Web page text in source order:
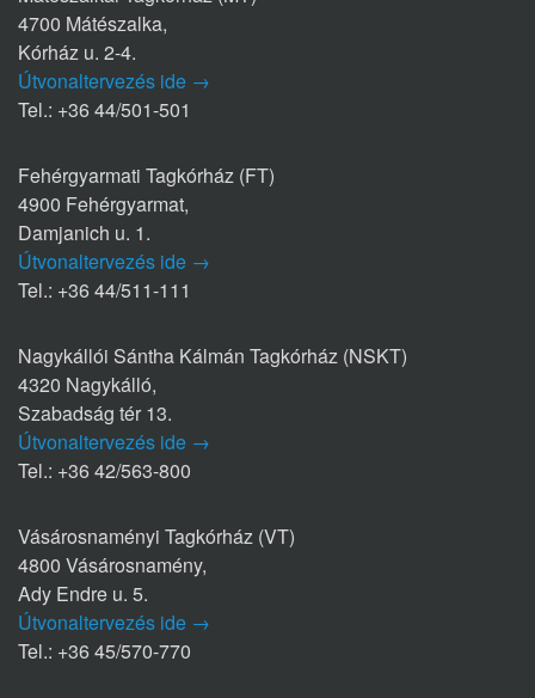
4700 Mátészalka,
Kórház u. 2-4.
Útvonaltervezés ide →
Tel.: +36 44/501-501
Fehérgyarmati Tagkórház (FT)
4900 Fehérgyarmat,
Damjanich u. 1.
Útvonaltervezés ide →
Tel.: +36 44/511-111
Nagykállói Sántha Kálmán Tagkórház (NSKT)
4320 Nagykálló,
Szabadság tér 13.
Útvonaltervezés ide →
Tel.: +36 42/563-800
Vásárosnaményi Tagkórház (VT)
4800 Vásárosnamény,
Ady Endre u. 5.
Útvonaltervezés ide →
Tel.: +36 45/570-770